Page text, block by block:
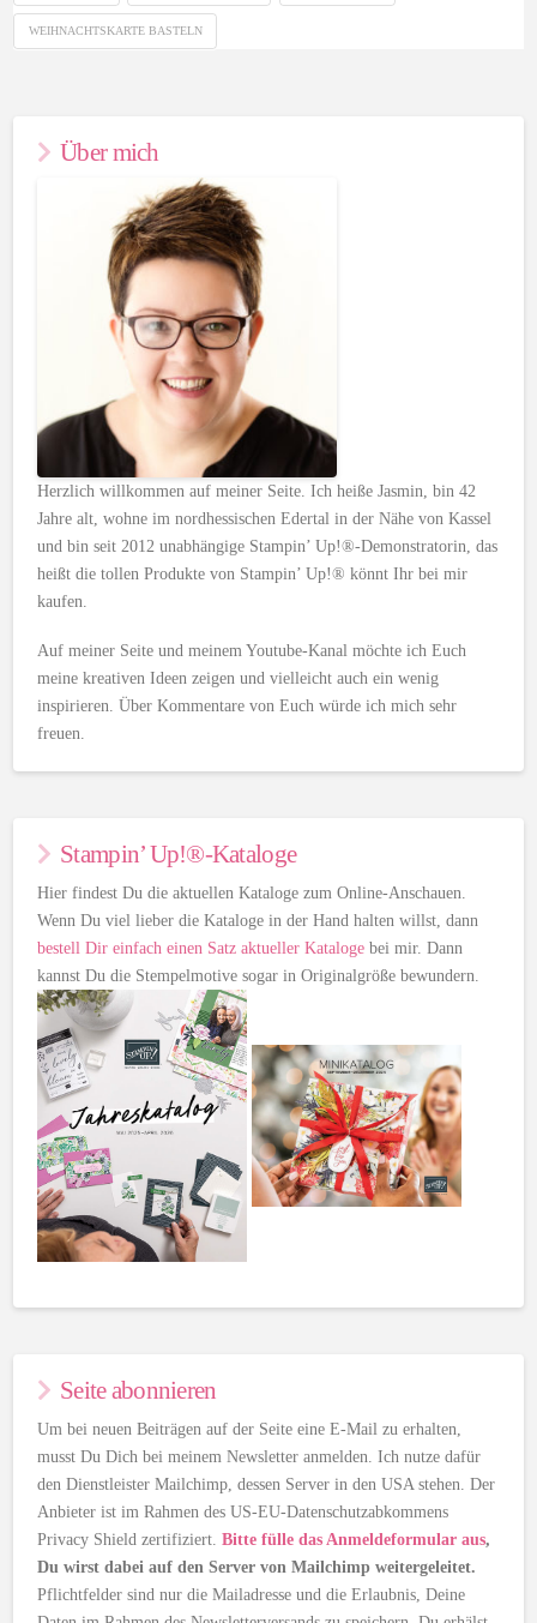
WEIHNACHTSKARTE BASTELN
Über mich
Herzlich willkommen auf meiner Seite. Ich heiße Jasmin, bin 42
Jahre alt, wohne im nordhessischen Edertal in der Nähe von Kassel
und bin seit 2012 unabhängige Stampin’ Up!®-Demonstratorin, das
heißt die tollen Produkte von Stampin’ Up!® könnt Ihr bei mir
kaufen.
Auf meiner Seite und meinem Youtube-Kanal möchte ich Euch
meine kreativen Ideen zeigen und vielleicht auch ein wenig
inspirieren. Über Kommentare von Euch würde ich mich sehr
freuen.
Stampin’ Up!®-Kataloge
Hier findest Du die aktuellen Kataloge zum Online-Anschauen.
Wenn Du viel lieber die Kataloge in der Hand halten willst, dann
bestell Dir einfach einen Satz aktueller Kataloge bei mir. Dann
kannst Du die Stempelmotive sogar in Originalgröße bewundern.
Seite abonnieren
Um bei neuen Beiträgen auf der Seite eine E-Mail zu erhalten,
musst Du Dich bei meinem Newsletter anmelden. Ich nutze dafür
den Dienstleister Mailchimp, dessen Server in den USA stehen. Der
Anbieter ist im Rahmen des US-EU-Datenschutzabkommens
Privacy Shield zertifiziert.Bitte fülle das Anmeldeformular aus,
Du wirst dabei auf den Server von Mailchimp weitergeleitet.
Pflichtfelder sind nur die Mailadresse und die Erlaubnis, Deine